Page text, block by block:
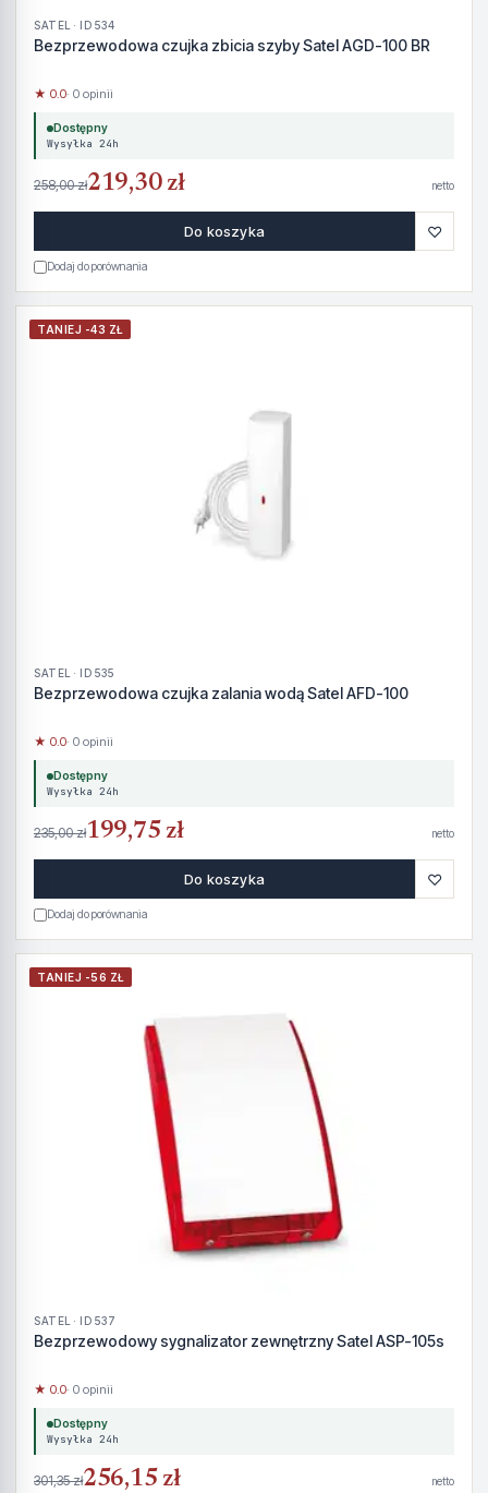
SATEL · ID 534
Bezprzewodowa czujka zbicia szyby Satel AGD-100 BR
★ 0.0· 0 opinii
Dostępny
Wysyłka 24h
258,00 zł219,30 zł netto
Do koszyka ♡
Dodaj do porównania
TANIEJ -43 ZŁ
SATEL · ID 535
Bezprzewodowa czujka zalania wodą Satel AFD-100
★ 0.0· 0 opinii
Dostępny
Wysyłka 24h
235,00 zł199,75 zł netto
Do koszyka ♡
Dodaj do porównania
TANIEJ -56 ZŁ
SATEL · ID 537
Bezprzewodowy sygnalizator zewnętrzny Satel ASP-105s
★ 0.0· 0 opinii
Dostępny
Wysyłka 24h
301,35 zł256,15 zł netto